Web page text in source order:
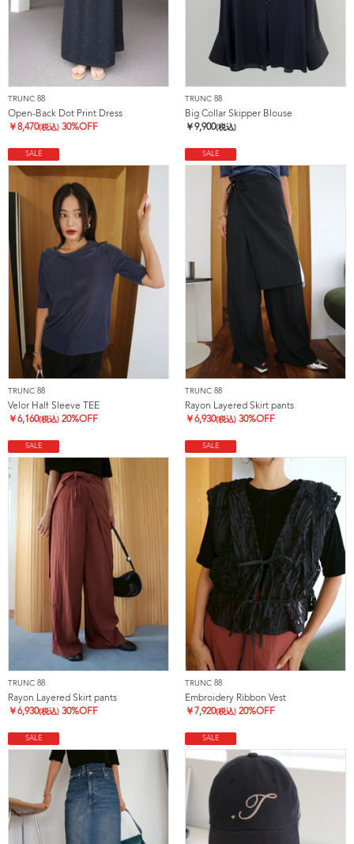
TRUNC 88
Open-Back Dot Print Dress
￥8,470(税込) 30%OFF
TRUNC 88
Big Collar Skipper Blouse
￥9,900(税込)
SALE
TRUNC 88
Velor Half Sleeve TEE
￥6,160(税込) 20%OFF
SALE
TRUNC 88
Rayon Layered Skirt pants
￥6,930(税込) 30%OFF
SALE
TRUNC 88
Rayon Layered Skirt pants
￥6,930(税込) 30%OFF
SALE
TRUNC 88
Embroidery Ribbon Vest
￥ 7,920(税込) 20%OFF
SALE SALE